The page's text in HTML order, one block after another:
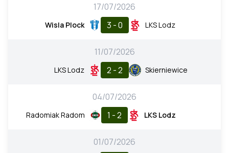
17/07/2026
Wisla Plock 3 - 0 LKS Lodz
11/07/2026
LKS Lodz 2 - 2 Skierniewice
04/07/2026
Radomiak Radom 1 - 2 LKS Lodz
01/07/2026